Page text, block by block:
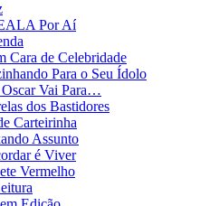
Por Aí
Cara de Celebridade
Para o Seu Ídolo
Vai Para…
dos Bastidores
Carteirinha
Assunto
é Viver
Vermelho